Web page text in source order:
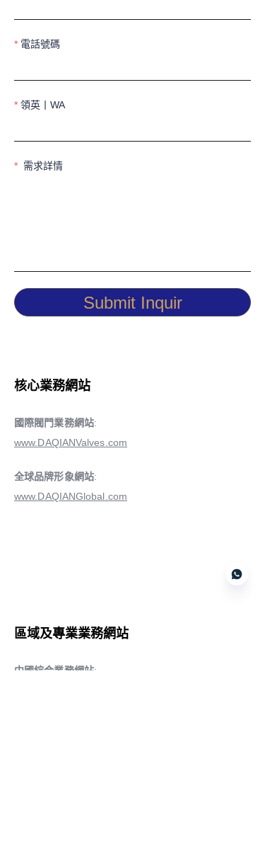
電話號碼
領英丨WA
需求詳情
Submit Inquir
核心業務網站
國際閥門業務網站:
www.DAQIANValves.com
全球品牌形象網站:
www.DAQIANGlobal.com
區域及專業業務網站
中國綜合業務網站: